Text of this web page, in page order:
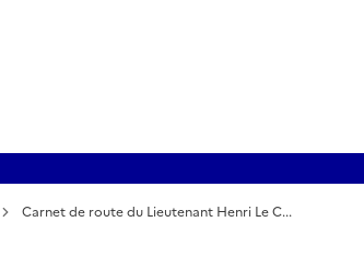
Carnet de route du Lieutenant Henri Le C...